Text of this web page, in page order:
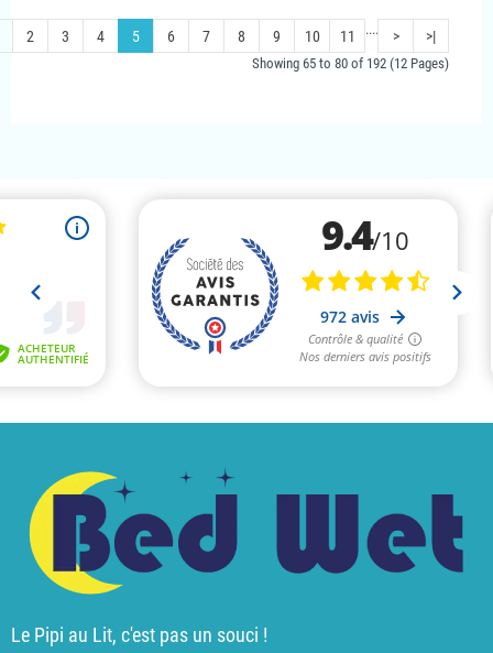
2 3 4 5 6 7 8 9 10 11 .... > >|
Showing 65 to 80 of 192 (12 Pages)
Le Pipi au Lit, c'est pas un souci !